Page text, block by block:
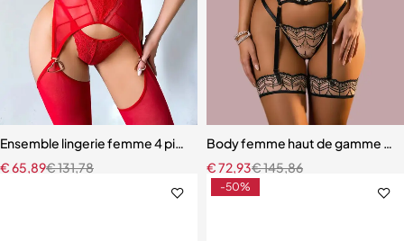
Ensemble lingerie femme 4 pièces – Dentelle rouge avec chaînes
€131,78
€65,89
Body femme haut de gamme –
€145,86
€72,93
-50%